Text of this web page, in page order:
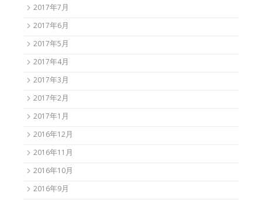
2017年7月
2017年6月
2017年5月
2017年4月
2017年3月
2017年2月
2017年1月
2016年12月
2016年11月
2016年10月
2016年9月